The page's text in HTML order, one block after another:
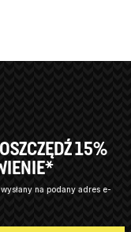
15%
na podany adres e-